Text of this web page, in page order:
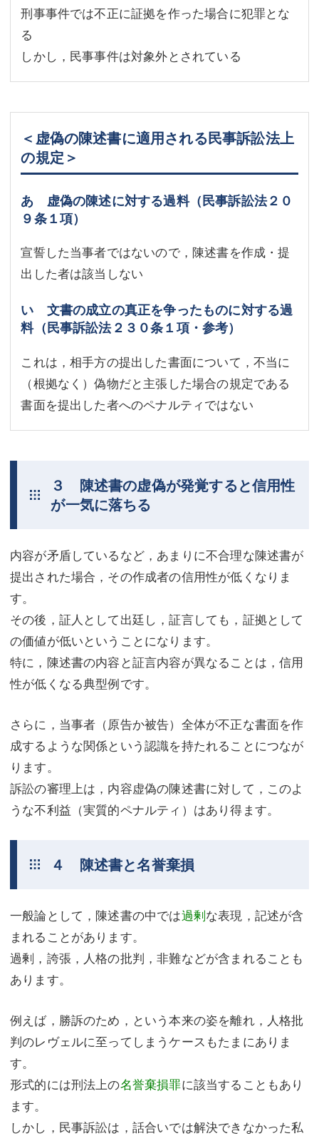
刑事事件では不正に証拠を作った場合に犯罪とな
る
しかし，民事事件は対象外とされている
＜虚偽の陳述書に適用される民事訴訟法上
の規定＞
あ 虚偽の陳述に対する過料（民事訴訟法２０
９条１項）
宣誓した当事者ではないので，陳述書を作成・提
出した者は該当しない
い 文書の成立の真正を争ったものに対する過
料（民事訴訟法２３０条１項・参考）
これは，相手方の提出した書面について，不当に
（根拠なく）偽物だと主張した場合の規定である
書面を提出した者へのペナルティではない
３ 陳述書の虚偽が発覚すると信用性
が一気に落ちる
内容が矛盾しているなど，あまりに不合理な陳述書が
提出された場合，その作成者の信用性が低くなりま
す。
その後，証人として出廷し，証言しても，証拠として
の価値が低いということになります。
特に，陳述書の内容と証言内容が異なることは，信用
性が低くなる典型例です。
さらに，当事者（原告か被告）全体が不正な書面を作
成するような関係という認識を持たれることにつなが
ります。
訴訟の審理上は，内容虚偽の陳述書に対して，このよ
うな不利益（実質的ペナルティ）はあり得ます。
４ 陳述書と名誉棄損
一般論として，陳述書の中では過剰な表現，記述が含
まれることがあります。
過剰，誇張，人格の批判，非難などが含まれることも
あります。
例えば，勝訴のため，という本来の姿を離れ，人格批
判のレヴェルに至ってしまうケースもたまにありま
す。
形式的には刑法上の名誉棄損罪に該当することもあり
ます。
しかし，民事訴訟は，話合いでは解決できなかった私